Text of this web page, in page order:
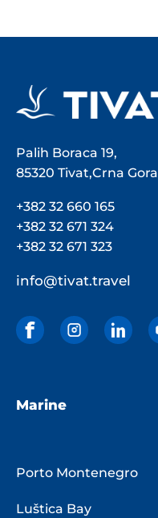
Palih Boraca 19,
85320 Tivat,Crna Gora
+382 32 660 165
+382 32 671 324
+382 32 671 323
info@tivat.travel
Marine
Porto Montenegro
Luštica Bay